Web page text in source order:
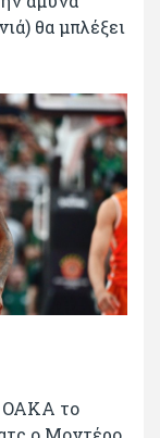
θα μπλέξει
ΟΑΚΑ το